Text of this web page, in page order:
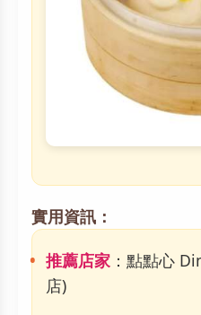
實用資訊：
推薦店家 ：點點心
店)